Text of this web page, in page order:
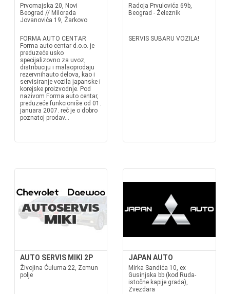
Prvomajska 20, Novi
Beograd // Milorada
Jovanovića 19, Žarkovo
FORMA AUTO CENTAR
Forma auto centar d.o.o. je
preduzeće usko
specijalizovno za uvoz,
distribuciju i malaoprodaju
rezervnihauto delova, kao i
servisiranje vozila japanske i
korejske proizvodnje. Pod
nazivom Forma auto centar,
preduzeće funkcioniše od 01.
januara 2007. reč je o dobro
poznatoj prodav...
Radoja Prvulovića 69b,
Beograd - Železnik
SERVIS SUBARU VOZILA!
AUTO SERVIS MIKI 2P
Živojina Ćuluma 22, Zemun
polje
JAPAN AUTO
Mirka Sandića 10, ex
Gusinjska bb (kod Ruda-
istočne kapije grada),
Zvezdara